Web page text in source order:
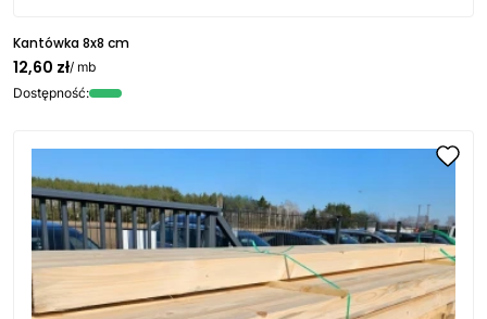
Kantówka 8x8 cm
12,60 zł/ mb
Dostępność: